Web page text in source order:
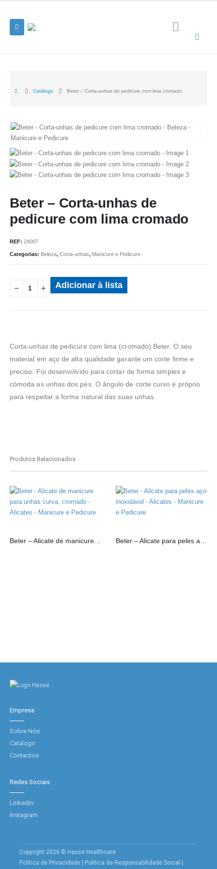
Catálogo Beter – Corta-unhas de pedicure com lima cromado
Beter – Corta-unhas de
pedicure com lima cromado
REF: 24007
Categorias: Beleza, Corta-unhas, Manicure e Pedicure
Adicionar à lista
Corta-unhas de pedicure com lima (cromado) Beter. O seu
material em aço de alta qualidade garante um corte firme e
preciso. Foi desenvolvido para cortar de forma simples e
cómoda as unhas dos pés. O ângulo de corte curvo é próprio
para respeitar a forma natural das suas unhas.
Produtos Relacionados
Empresa
Sobre Nós
Catálogo
Contactos
Redes Sociais
LinkedIn
Instagram
Copyright 2026 © Hasse Healthcare
Política de Privacidade
Política de Responsabilidade Social